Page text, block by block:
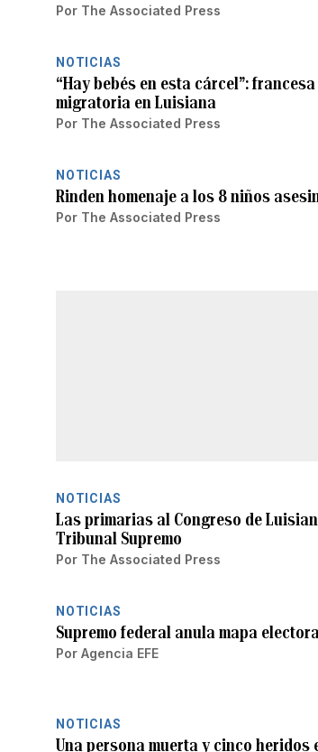
Por The Associated Press
NOTICIAS
“Hay bebés en esta cárcel”:
migratoria en Luisiana
Por The Associated Press
NOTICIAS
Rinden homenaje a los 8 niños
Por The Associated Press
NOTICIAS
Las primarias al Congreso de
Tribunal Supremo
Por The Associated Press
NOTICIAS
Supremo federal anula mapa
Por Agencia EFE
NOTICIAS
Una persona muerta y cinco